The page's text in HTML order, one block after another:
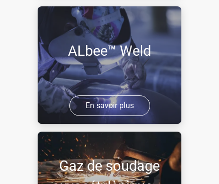
ALbee™ Weld
En savoir plus
Gaz de soudage